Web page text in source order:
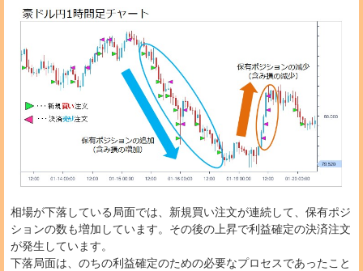
相場が下落している局面では、新規買い注文が連続して、保有ポジ
ションの数も増加しています。その後の上昇で利益確定の決済注文
が発生しています。
下落局面は、のちの利益確定のための必要なプロセスであったこと